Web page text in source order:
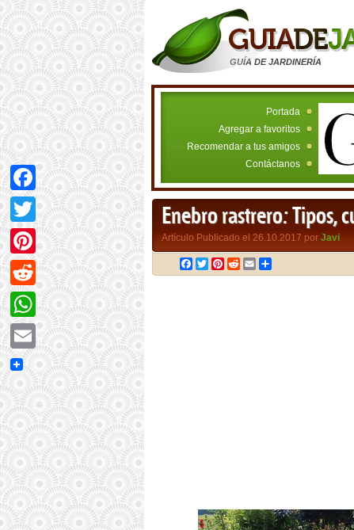
GUÍA DE JARDINERÍA
Portada
Agregar a favoritos
Recomendar a tus amigos
Contáctanos
Enebro rastrero: Tipos,
Artículo Publicado el 26.10.2017 por Javi
Facebook
TwitterPinterest
RedditEmail
Facebook
Twitter
Pinterest
Reddit
WhatsApp
Email